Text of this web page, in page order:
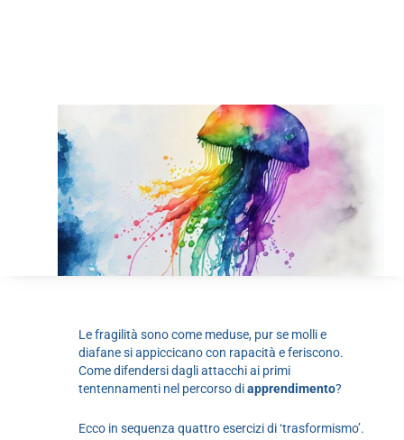
Le fragilità sono come meduse, pur se molli e
diafane si appiccicano con rapacità e feriscono.
Come difendersi dagli attacchi ai primi
tentennamenti nel percorso diapprendimento?
Ecco in sequenza quattro esercizi di ‘trasformismo’.